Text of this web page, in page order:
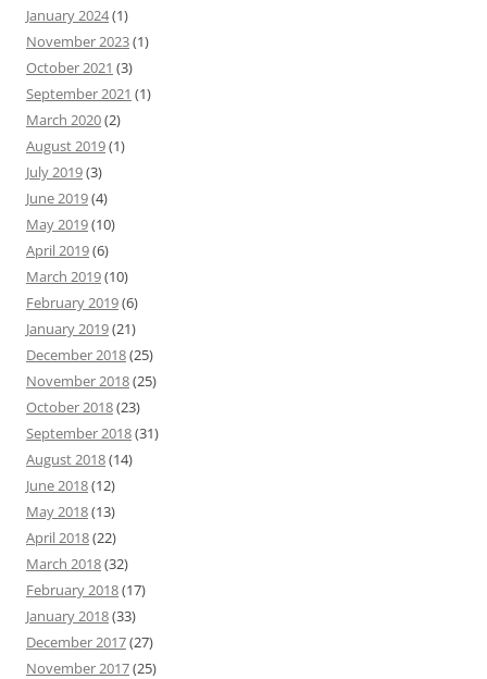
January 2024(1)
November 2023(1)
October 2021 (3)
September 2021 (1)
March 2020(2)
August 2019(1)
July 2019(3)
June 2019(4)
May 2019(10)
April 2019(6)
March 2019(10)
February 2019(6)
January 2019(21)
December 2018(25)
November 2018(25)
October 2018(23)
September 2018(31)
August 2018(14)
June 2018(12)
May 2018(13)
April 2018(22)
March 2018(32)
February 2018(17)
January 2018(33)
December 2017(27)
November 2017(25)